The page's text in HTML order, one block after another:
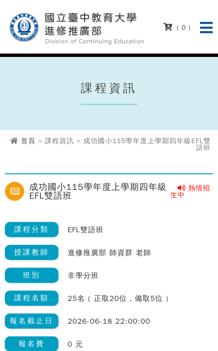
( 0 )
課程資訊
首頁 > 課程資訊 > 成功國小115學年度上學期四年級EFL雙
語班
成功國小115學年度上學期四年級
EFL雙語班
熱情招
生中
課程分類 EFL雙語班
授課教師 進修推廣部 師資群 老師
班別 非學分班
課程名額 25名 ( 正取20位，備取5位 )
報名截止日 2026-06-18 22:00:00
報名費 0 元